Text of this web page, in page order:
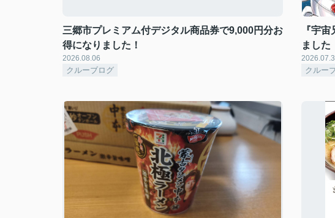
三郷市プレミアム付デジタル商品券で9,000円分お
得になりました！
2026.08.06
クルーブログ
『宇
ました
クルー